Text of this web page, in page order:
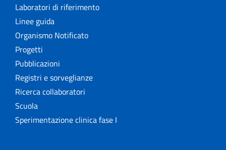
Laboratori di riferimento
Linee guida
Organismo Notificato
Progetti
Pubblicazioni
Registri e sorveglianze
Ricerca collaboratori
Scuola
Sperimentazione clinica fase I